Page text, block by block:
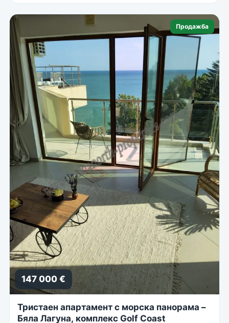
Продажба
147 000 €
Тристаен апартамент с морска панорама –
Бяла Лагуна, комплекс Golf Coast